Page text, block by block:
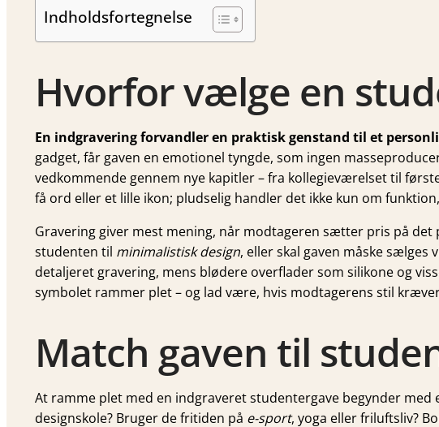
Indholdsfortegnelse
Hvorfor vælge en
En indgravering forvandler en praktisk genstand til et
gadget, får gaven en emotionel tyngde, som ingen
vedkommende gennem nye kapitler – fra kollegieværelset til
få ord eller et lille ikon; pludselig handler det ikke kun om
Gravering giver mest mening, når modtageren sætter pris på
studenten til minimalistisk design, eller skal gaven måske
detaljeret gravering, mens blødere overflader som silikone og
symbolet rammer plet – og lad være, hvis modtagerens stil
Match gaven til
At ramme plet med en indgraveret studentergave begynder
designskole? Bruger de fritiden på e-sport, yoga eller friluftsliv?